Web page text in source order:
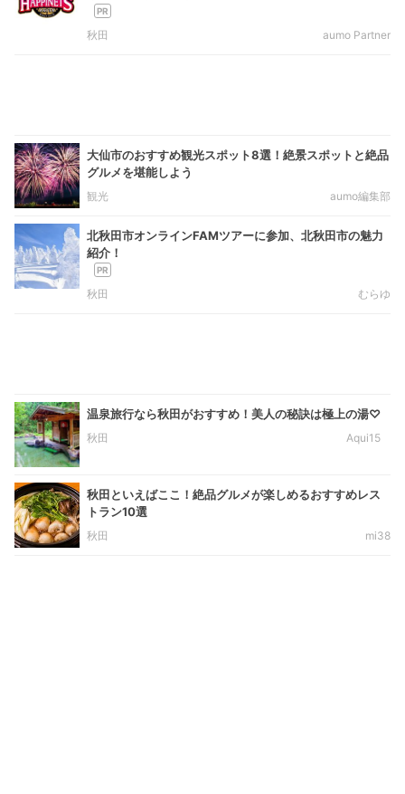
秋田 aumo Partner
大仙市のおすすめ観光スポット8選！絶景スポットと絶品
グルメを堪能しよう
観光 aumo編集部
北秋田市オンラインFAMツアーに参加、北秋田市の魅力
紹介！
秋田 むらゆ
温泉旅行なら秋田がおすすめ！美人の秘訣は極上の湯♡
秋田 Aqui15
秋田といえばここ！絶品グルメが楽しめるおすすめレス
トラン10選
秋田 mi38